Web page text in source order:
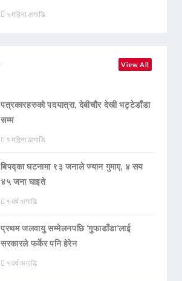
५ महिना अगाडि
View All
पत्रकारहरुको पदयात्रा, देबीचौर देखी भट्टेडाँडा
सम्म
१ महिना अगाडि
बिपद्का घटनामा ९३ जनाले ज्यान गुमाए, ४ सय
४५ जना घाइते
१ वर्ष अगाडि
प्रथम जलवायु सम्मेलनपछि ‘गुफाडाँडा’लाई
सरकारले फर्केर पनि हेरेन
१ वर्ष अगाडि